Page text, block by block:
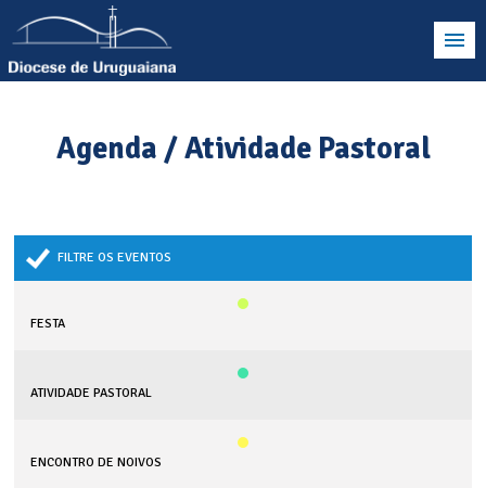
Agenda / Atividade Pastoral
FILTRE OS EVENTOS
FESTA
ATIVIDADE PASTORAL
ENCONTRO DE NOIVOS